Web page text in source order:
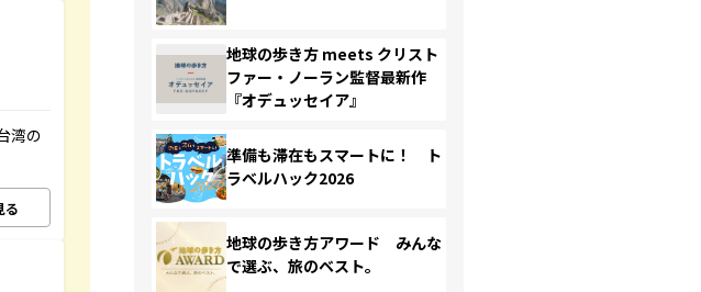
湾の
る
地球の歩き方 meets クリスト
ファー・ノーラン監督最新作
『オデュッセイア』
準備も滞在もスマートに！ ト
ラベルハック2026
地球の歩き方アワード みんな
で選ぶ、旅のベスト。